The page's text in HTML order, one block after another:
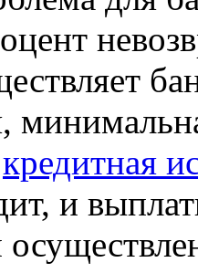
кредитная
и